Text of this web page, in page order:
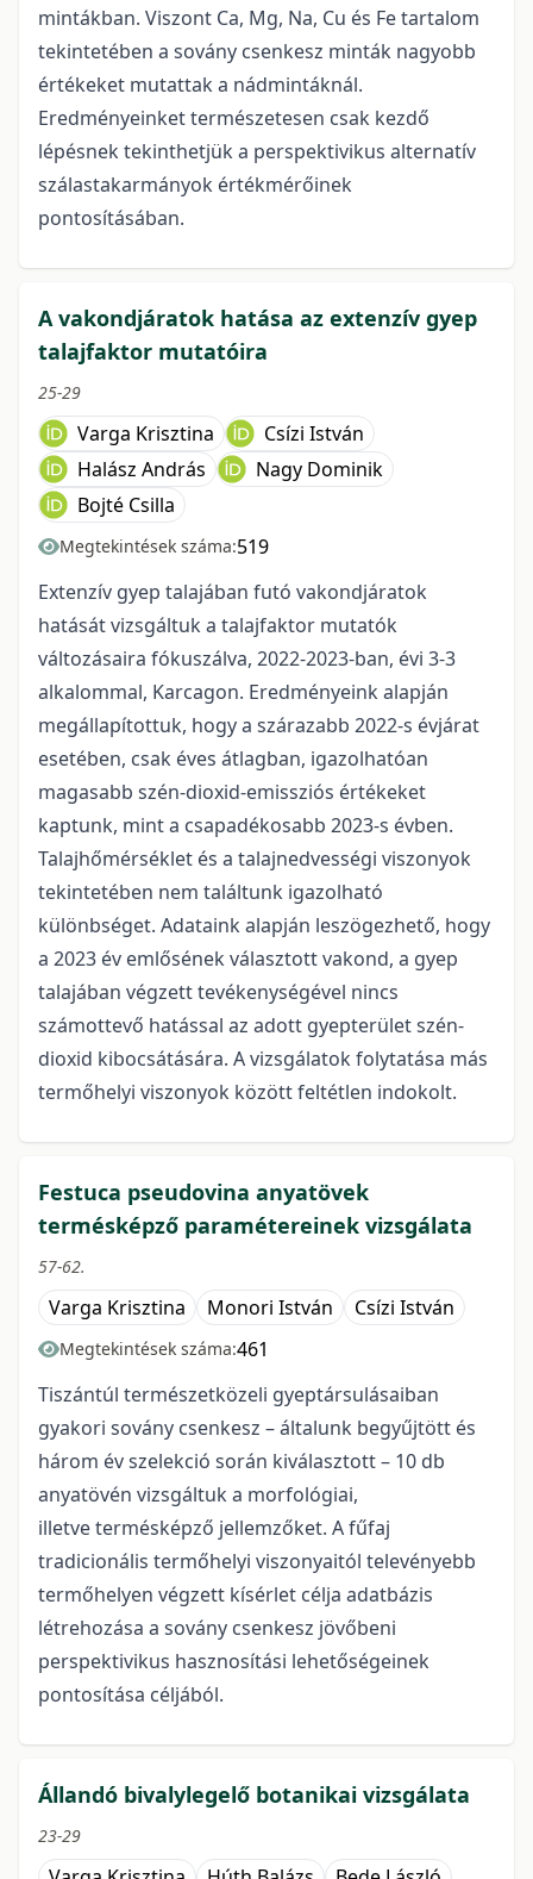
mintákban. Viszont Ca, Mg, Na, Cu és Fe tartalom
tekintetében a sovány csenkesz minták nagyobb
értékeket mutattak a nádmintáknál.
Eredményeinket természetesen csak kezdő
lépésnek tekinthetjük a perspektivikus alternatív
szálastakarmányok értékmérőinek
pontosításában.
A vakondjáratok hatása az extenzív gyep
talajfaktor mutatóira
25-29
Varga Krisztina
Csízi István
Halász András
Nagy Dominik
Bojté Csilla
Megtekintések száma:519
Extenzív gyep talajában futó vakondjáratok
hatását vizsgáltuk a talajfaktor mutatók
változásaira fókuszálva, 2022-2023-ban, évi 3-3
alkalommal, Karcagon. Eredményeink alapján
megállapítottuk, hogy a szárazabb 2022-s évjárat
esetében, csak éves átlagban, igazolhatóan
magasabb szén-dioxid-emissziós értékeket
kaptunk, mint a csapadékosabb 2023-s évben.
Talajhőmérséklet és a talajnedvességi viszonyok
tekintetében nem találtunk igazolható
különbséget. Adataink alapján leszögezhető, hogy
a 2023 év emlősének választott vakond, a gyep
talajában végzett tevékenységével nincs
számottevő hatással az adott gyepterület szén-
dioxid kibocsátására. A vizsgálatok folytatása más
termőhelyi viszonyok között feltétlen indokolt.
Festuca pseudovina anyatövek
termésképző paramétereinek vizsgálata
57-62.
Varga Krisztina Monori István Csízi István
Megtekintések száma:461
Tiszántúl természetközeli gyeptársulásaiban
gyakori sovány csenkesz – általunk begyűjtött és
három év szelekció során kiválasztott – 10 db
anyatövén vizsgáltuk a morfológiai,
illetve termésképző jellemzőket. A fűfaj
tradicionális termőhelyi viszonyaitól televényebb
termőhelyen végzett kísérlet célja adatbázis
létrehozása a sovány csenkesz jövőbeni
perspektivikus hasznosítási lehetőségeinek
pontosítása céljából.
Állandó bivalylegelő botanikai vizsgálata
23-29